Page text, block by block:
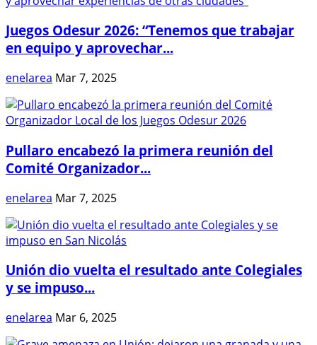
Juegos Odesur 2026: “Tenemos que trabajar
en equipo y aprovechar...
enelarea Mar 7, 2025
Pullaro encabezó la primera reunión del
Comité Organizador...
enelarea Mar 7, 2025
Unión dio vuelta el resultado ante Colegiales
y se impuso...
enelarea Mar 6, 2025